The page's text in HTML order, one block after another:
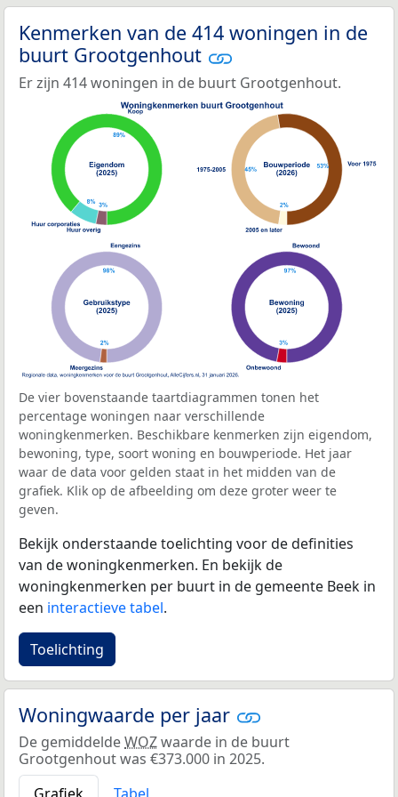
Kenmerken van de 414 woningen in de
buurt Grootgenhout
Er zijn 414 woningen in de buurt Grootgenhout.
De vier bovenstaande taartdiagrammen tonen het
percentage woningen naar verschillende
woningkenmerken. Beschikbare kenmerken zijn eigendom,
bewoning, type, soort woning en bouwperiode. Het jaar
waar de data voor gelden staat in het midden van de
grafiek. Klik op de afbeelding om deze groter weer te
geven.
Bekijk onderstaande toelichting voor de definities
van de woningkenmerken. En bekijk de
woningkenmerken per buurt in de gemeente Beek in
een interactieve tabel.
Toelichting
Woningwaarde per jaar
De gemiddeldeWOZwaarde in de buurt
Grootgenhout was €373.000 in 2025.